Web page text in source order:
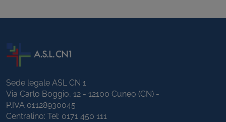
Sede legale ASL CN 1
Via Carlo Boggio, 12 - 12100 Cuneo (CN) -
P.IVA 01128930045
Centralino: Tel: 0171 450 111